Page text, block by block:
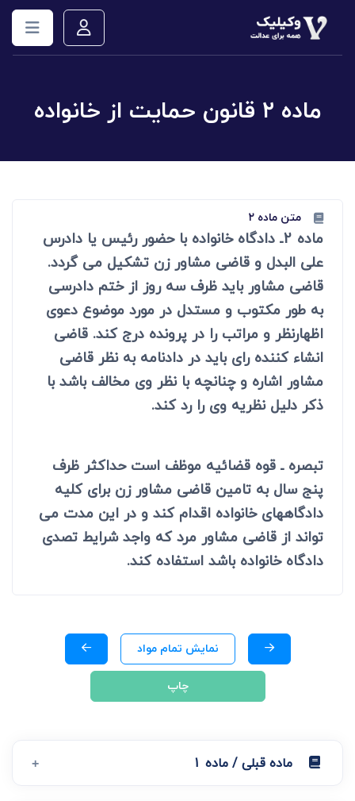
ماده ۲ قانون حمایت از خانواده
متن ماده ۲
ماده 2ـ دادگاه خانواده با حضور رئیس یا دادرس
علی البدل و قاضی مشاور زن تشکیل می گردد.
قاضی مشاور باید ظرف سه روز از ختم دادرسی
به طور مکتوب و مستدل در مورد موضوع دعوی
اظهارنظر و مراتب را در پرونده درج کند. قاضی
انشاء کننده رای باید در دادنامه به نظر قاضی
مشاور اشاره و چنانچه با نظر وی مخالف باشد با
ذکر دلیل نظریه وی را رد کند.
تبصره ـ قوه قضائیه موظف است حداکثر ظرف
پنج سال به تامین قاضی مشاور زن برای کلیه
دادگاههای خانواده اقدام کند و در این مدت می
تواند از قاضی مشاور مرد که واجد شرایط تصدی
دادگاه خانواده باشد استفاده کند.
نمایش تمام مواد
چاپ
ماده قبلی / ماده 1